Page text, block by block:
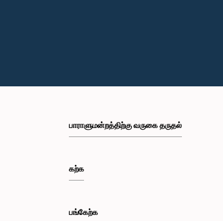
பாராளுமன்றத்திற்கு வருகை தருதல்
கற்க
பங்கேற்க